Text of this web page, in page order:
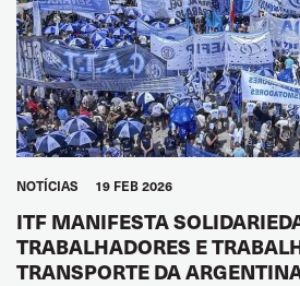
NOTÍCIAS 19 FEB 2026
ITF MANIFESTA
TRABALHADORES E
TRANSPORTE DA